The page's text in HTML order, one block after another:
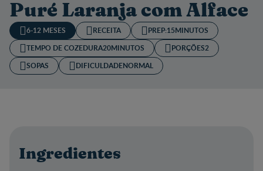
Puré Laranja com Alface
6-12 MESES RECEITA PREP:15MINUTOS
TEMPO DE COZEDURA​20MINUTOS PORÇÕES2
SOPAS
DIFICULDADENORMAL
Ingredientes